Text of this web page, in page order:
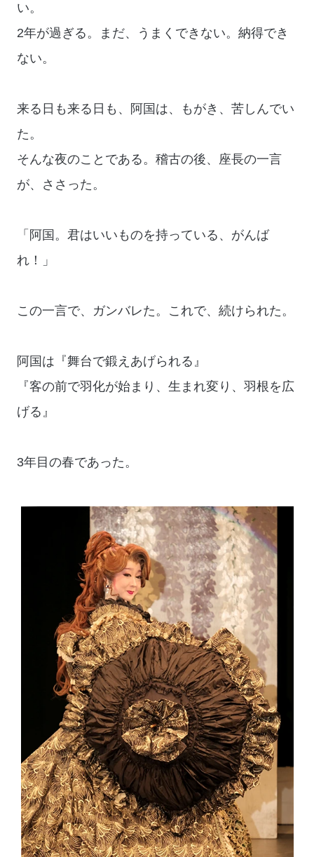
い。
2年が過ぎる。まだ、うまくできない。納得でき
ない。
来る日も来る日も、阿国は、もがき、苦しんでい
た。
そんな夜のことである。稽古の後、座長の一言
が、ささった。
「阿国。君はいいものを持っている、がんば
れ！」
この一言で、ガンバレた。これで、続けられた。
阿国は『舞台で鍛えあげられる』
『客の前で羽化が始まり、生まれ変り、羽根を広
げる』
3年目の春であった。